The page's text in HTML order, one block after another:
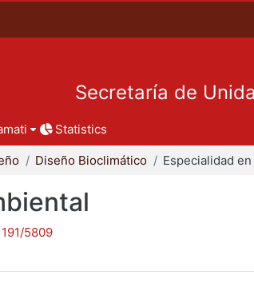
Secretaría de
Statistics
Diseño Bioclimático
5809